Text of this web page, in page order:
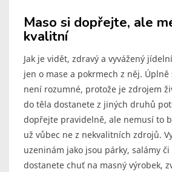
Maso si dopřejte, ale
kvalitní
Jak je vidět, zdravý a vyvážený
jen o mase a pokrmech z něj. Úplně
není rozumné, protože je zdrojem
do těla dostanete z jiných druhů
dopřejte pravidelně, ale nemusí to
už vůbec ne z nekvalitních zdrojů.
uzeninám jako jsou párky, salámy či
dostanete chuť na masný výrobek,